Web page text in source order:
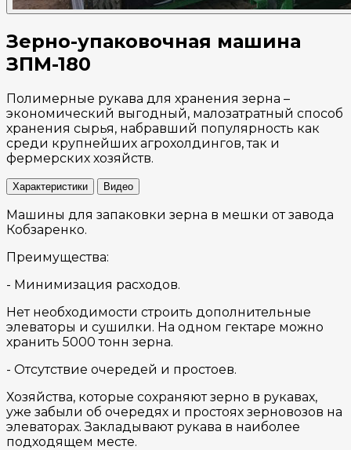
Зерно-упаковочная машина
ЗПМ-180
Полимерные рукава для хранения зерна –
экономический выгодный, малозатратный способ
хранения сырья, набравший популярность как
среди крупнейших агрохолдингов, так и
фермерских хозяйств.
Характеристики Видео
Машины для запаковки зерна в мешки от завода
Кобзаренко.
Преимущества:
- Минимизация расходов.
Нет необходимости строить дополнительные
элеваторы и сушилки. На одном гектаре можно
хранить 5000 тонн зерна.
- Отсутствие очередей и простоев.
Хозяйства, которые сохраняют зерно в рукавах,
уже забыли об очередях и простоях зерновозов на
элеваторах. Закладывают рукава в наиболее
подходящем месте.